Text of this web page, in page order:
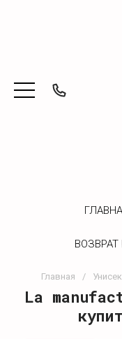
Главная /
La